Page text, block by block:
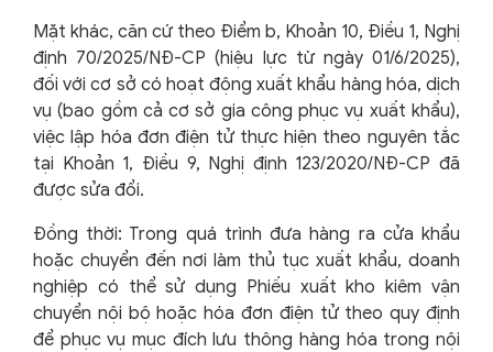
Mặt khác, căn cứ theo Điểm b, Khoản 10, Điều 1, Nghị
định 70/2025/NĐ-CP (hiệu lực từ ngày 01/6/2025),
đối với cơ sở có hoạt động xuất khẩu hàng hóa, dịch
vụ (bao gồm cả cơ sở gia công phục vụ xuất khẩu),
việc lập hóa đơn điện tử thực hiện theo nguyên tắc
tại Khoản 1, Điều 9, Nghị định 123/2020/NĐ-CP đã
được sửa đổi.
Đồng thời: Trong quá trình đưa hàng ra cửa khẩu
hoặc chuyển đến nơi làm thủ tục xuất khẩu, doanh
nghiệp có thể sử dụng Phiếu xuất kho kiêm vận
chuyển nội bộ hoặc hóa đơn điện tử theo quy định
để phục vụ mục đích lưu thông hàng hóa trong nội